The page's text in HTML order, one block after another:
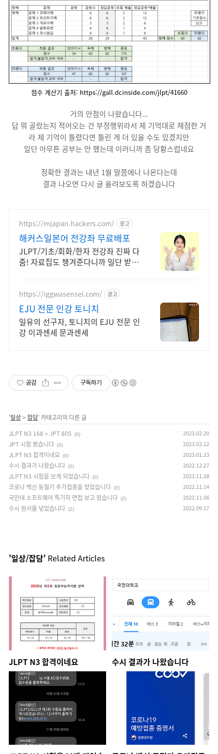
점수 계산기 출처: https://gall.dcinside.com/jlpt/41660
거의 만점이 나왔습니다...
답 뭐 골랐는지 적어오는 건 부정행위라서 제 기억대로 채점한 거
라 제 기억이 틀렸다면 틀린 게 더 있을 수도 있겠지만
일단 아무튼 공부는 안 했는데 이러니까 좀 당황스럽네요
정확한 결과는 내년 1월 말쯤에나 나온다는데
결과 나오면 다시 글 올려보도록 하겠습니다
https://mjapan.hackers.com/ 광고
해커스일본어 전강좌 무료배포
JLPT/기초/회화/한자 전강좌 진짜 다
줌! 자료집도 챙겨준다니까 일단 받아
https://iggwasensei.com/ 광고
EJU 전문 인강 토니치
일유의 선구자, 토니치의 EJU 전문 인
강 이과센세 문과센세
공감 구독하기
'일상> 잡담' 카테고리의 다른 글
JLPT N3 168 = JPT 805
(0) 2023.02.20
JPT 시험 봤습니다 (0) 2023.02.12
JLPT N3 합격이네요 (0) 2023.01.23
수시 결과가 나왔습니다 (0) 2022.12.27
JLPT N3 시험을 보게 되었습니다 (0) 2022.11.28
코로나 백신 동절기 추가접종을 맞았습니다 (0) 2022.11.14
국민대 소프트웨어 특기자 면접 보고 왔습니다 (2) 2022.11.06
수시 원서를 넣었습니다 (2) 2022.09.17
'일상/잡담' Related Articles
JLPT N3 합격이네요 수시 결과가 나왔습니다